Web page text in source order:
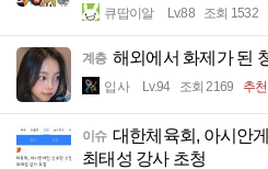
큐땁이알 Lv.88 조회 1532
계층 해외에서 화제가 된
입사 Lv.94 조회 2169 추천
이슈 대한체육회, 아시안
최태성 강사 초청